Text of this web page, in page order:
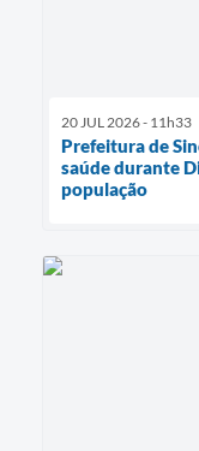
20 JUL 2026 - 11h33
Prefeitura de
saúde durante
população